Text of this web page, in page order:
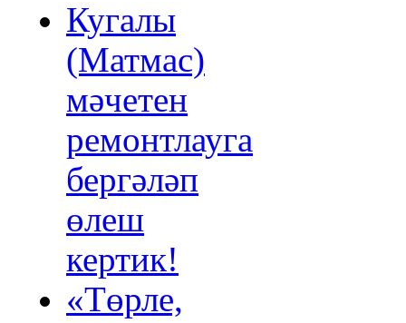
Кугалы
(Матмас)
мәчетен
ремонтлауга
бергәләп
өлеш
кертик!
«Төрле,